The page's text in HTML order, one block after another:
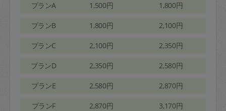
プランA 1,500円 1,800円
プランB 1,800円 2,100円
プランC 2,100円 2,350円
プランD 2,350円 2,580円
プランE 2,580円 2,870円
プランF 2,870円 3,170円